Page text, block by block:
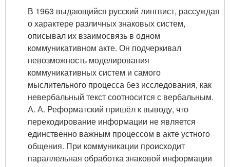
В 1963 выдающийся русский лингвист, рассуждая
о характере различных знаковых систем,
описывал их взаимосвязь в одном
коммуникативном акте. Он подчеркивал
невозможность моделирования
коммуникативных систем и самого
мыслительного процесса без исследования, как
невербальный текст соотносится с вербальным.
А. А. Реформатский пришёл к выводу, что
перекодирование информации не является
единственно важным процессом в акте устного
общения. При коммуникации происходит
параллельная обработка знаковой информации